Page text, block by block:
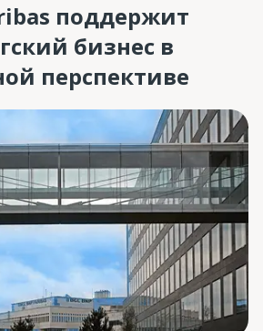
поддержит
бизнес в
перспективе